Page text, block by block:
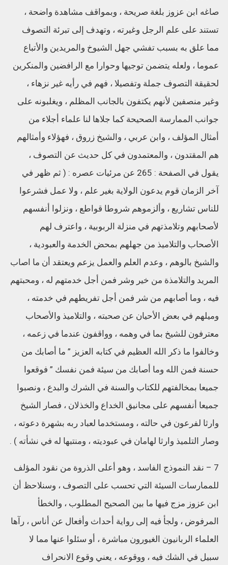
صاغه ابن عزوز بلغة صريحة ، وبمواقف مشاهدة واضحة ،
تستند على علم الرجل وغيرته ، وتهدف إلى تبرئة التصوف
مما علق به بسبب تفشي جهل الشيوخ والمريدين والأتباع
عموما ، ولعله يتضمن توجيها وحوارا مع الرافضين والمنكرين
لحقيقة التصوف جملة وتفصيلا ، فهم في رأيه غير نزهاء ،
وغير منصفين لأنهم يكتفون بالجانب المظلم ، ويغلبونه على
جوانب الممارسة الصحيحة كما جلاها لنا علماء أجلاء من
أمثال المؤلف ، وابن عربي ، والشيخ زروق ، فهؤلاء وأمثالهم
هم المقتدون ، والمعتمدون في كل حديث عن التصوف ،
يقول في الصفحة : 265 عن مرئيات عصره : ( ثم ظهر في
آخر الزمان قوم يدعون الولاية بغير علم ، ولا عمل فشرعوا
للناس تشاريع ، وألزموهم شروطا قواطع ، ونزلوا أنفسهم
لأصحابهم وتلامذتهم في منزلة الربوبية ، واعترف لهم
الأصحاب والتلاميذ من جهلهم بمحض الخدمة والعبودية ،
والشيخ بالوهم ، وعدم العلم والعمل يزعم ويعتقد أن ما اصاب
المريد والتلامذة من خير وشر فمن أجل خدمتهم له ، ومحبتهم
فيه ، وما أصابهم من شر فمن أجل تفريطهم في خدمته ،
وميلهم في بعض الأحيان عن صحبته ، والتلاميذ والأصحاب
معترفون للشيخ بما في وهمه ، وواقفون عندما في زعمه ،
وخالفوا ما ذكر الله العظيم في كتابه العزيز ” ما أصابك من
حسنة فمن الله وما أصابك من سيئة فمن نفسك ” فوقعوا
جميعا بمخالفتهم للكتاب والسنة في الشرك والبدع ، ونصبوا
جميعا أنفسهم على مجانيق الخداع والخذلان ، فصار الشيخ
وارثا لفرعون في حالته ، ومستخدما لعباد ربه بشهرة دعوته ،
وصار التلميذ وارثا لهامان في عبوديته ، ومنتبها له في نشأته ) .
7 – نقد النموذج الفاسد ، وهو أعلى الذروة من نقود المؤلف
للممارسات السيئة التي تحسب على التصوف ، وسنلاحظ أن
ابن عزوز مزج فيها ما بين الصحيح المطلوب ، والخطأ
المرفوض ، ولجأ فيه إلى رواية أحداث وأفعال عن أناس ، رآها
العلماء الربانيون الغيورون مباشرة ، أو سئلوا عنها مما لا
سبيل في الشك فيه ، ووقوعه ، يعني وقوع الانحراف